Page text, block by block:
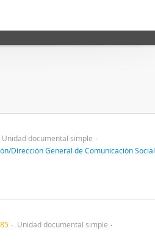
Unidad documental simple
Dirección General de Comunicación Social
Unidad documental simple